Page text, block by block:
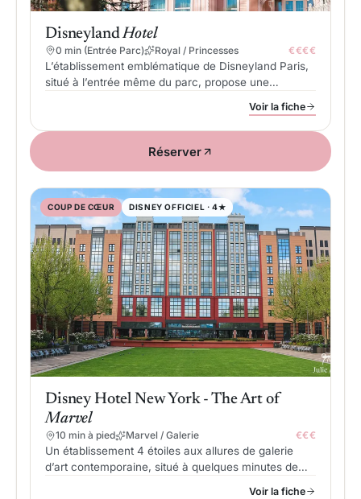
DisneylandHotel
0 min (Entrée Parc) Royal / Princesses €€€€
L’établissement emblématique de Disneyland Paris,
situé à l’entrée même du parc, propose une
Voir la fiche
Réserver
COUP DE CŒUR DISNEY OFFICIEL · 4★
Disney Hotel New York - The Art of
Marvel
10 min à pied Marvel / Galerie €€€
Un établissement 4 étoiles aux allures de galerie
d’art contemporaine, situé à quelques minutes de
Voir la fiche